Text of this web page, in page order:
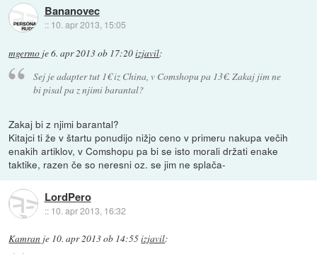
Bananovec
:: 10. apr 2013, 15:05
mgermo je6. apr 2013 ob 17:20izjavil:
Sej je adapter tut 1€ iz China, v Comshopu pa 13€. Zakaj jim ne
bi pisal pa z njimi barantal?
Zakaj bi z njimi barantal?
Kitajci ti že v štartu ponudijo nižjo ceno v primeru nakupa večih
enakih artiklov, v Comshopu pa bi se isto morali držati enake
taktike, razen če so neresni oz. se jim ne splača-
LordPero
:: 10. apr 2013, 16:32
Kamran je 10. apr 2013 ob 14:55izjavil: